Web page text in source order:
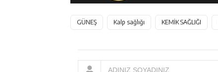
GÜNEŞ Kalp sağlığı KEMİK SAĞLIĞI